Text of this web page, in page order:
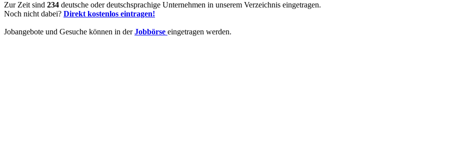
Zur Zeit sind 234 deutsche oder deutschsprachige Unternehmen in unserem Verzeichnis eingetragen.
Noch nicht dabei? Direkt kostenlos eintragen!
Jobangebote und Gesuche können in derJobbörse eingetragen werden.